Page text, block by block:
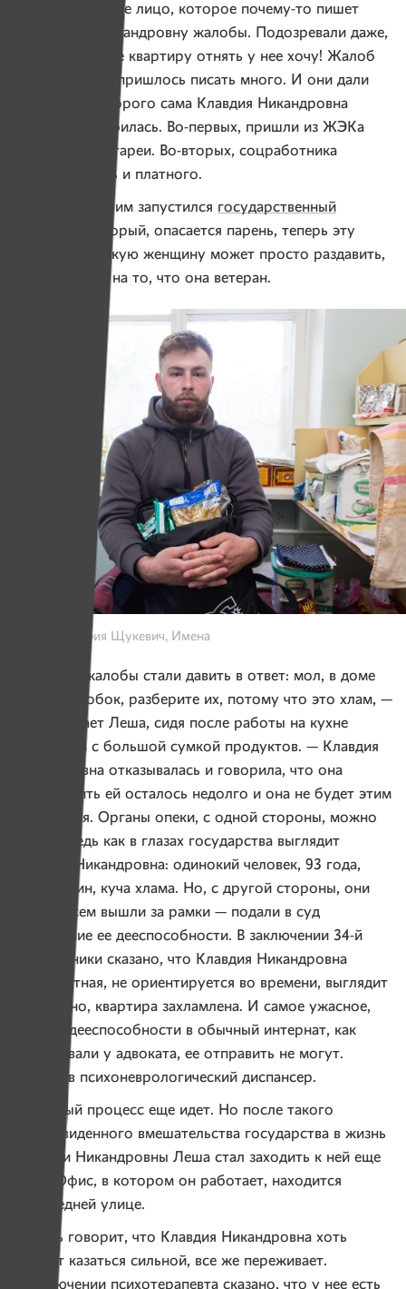
неустановленное лицо, которое почему-то пишет
за Клавдию Никандровну жалобы. Подозревали даже,
что я чуть ли не квартиру отнять у нее хочу! Жалоб
на самом деле пришлось писать много. И они дали
результат, которого сама Клавдия Никандровна
вряд ли бы добилась. Во-первых, пришли из ЖЭКа
и починили батареи. Во-вторых, соцработника
выделили, хоть и платного.
Но вместе с этим запустился государственный
, который, опасается парень, теперь эту
старую одинокую женщину может просто раздавить,
не посмотрев на то, что она ветеран.
Фото: Виктория Щукевич, Имена
— На мои жалобы стали давить в ответ: мол, в доме
много коробок, разберите их, потому что это хлам, —
рассказывает Леша, сидя после работы на кухне
у ветерана с большой сумкой продуктов. — Клавдия
Никандровна отказывалась и говорила, что она
старая, жить ей осталось недолго и она не будет этим
заниматься. Органы опеки, с одной стороны, можно
понять, ведь как в глазах государства выглядит
Клавдия Никандровна: одинокий человек, 93 года,
живет один, куча хлама. Но, с другой стороны, они
ведь совсем вышли за рамки — подали в суд
на лишение ее дееспособности. В заключении 34-й
поликлиники сказано, что Клавдия Никандровна
неадекватная, не ориентируется во времени, выглядит
неопрятно, квартира захламлена. И самое ужасное,
что без дееспособности в обычный интернат, как
мы узнавали у адвоката, ее отправить не могут.
Только в психоневрологический диспансер.
Судебный процесс еще идет. Но после такого
непредвиденного вмешательства государства в жизнь
Клавдии Никандровны Леша стал заходить к ней еще
чаще. Офис, в котором он работает, находится
на соседней улице.
Парень говорит, что Клавдия Никандровна хоть
и хочет казаться сильной, все же переживает.
В заключении психотерапевта сказано, что у нее есть